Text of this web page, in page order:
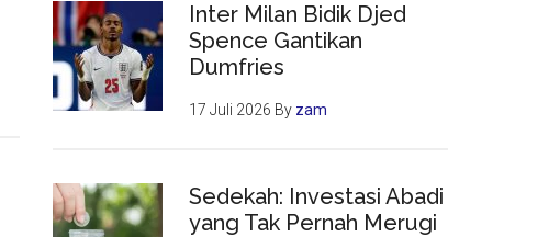
Inter Milan Bidik Djed
Spence Gantikan
Dumfries
17 Juli 2026 By zam
Sedekah: Investasi Abadi
yang Tak Pernah Merugi